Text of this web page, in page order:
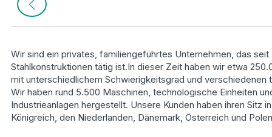
Wir sind ein privates, familiengeführtes Unternehmen, das
Stahlkonstruktionen tätig ist.In dieser Zeit haben wir etwa
mit unterschiedlichem Schwierigkeitsgrad und
Wir haben rund 5.500 Maschinen, technologische Einheiten
Industrieanlagen hergestellt. Unsere Kunden haben ihren Sitz
Königreich, den Niederlanden, Dänemark, Österreich und